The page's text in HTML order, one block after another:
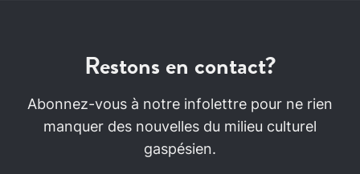
Restons en contact?
Abonnez-vous à notre infolettre pour ne rien
manquer des nouvelles du milieu culturel
gaspésien.